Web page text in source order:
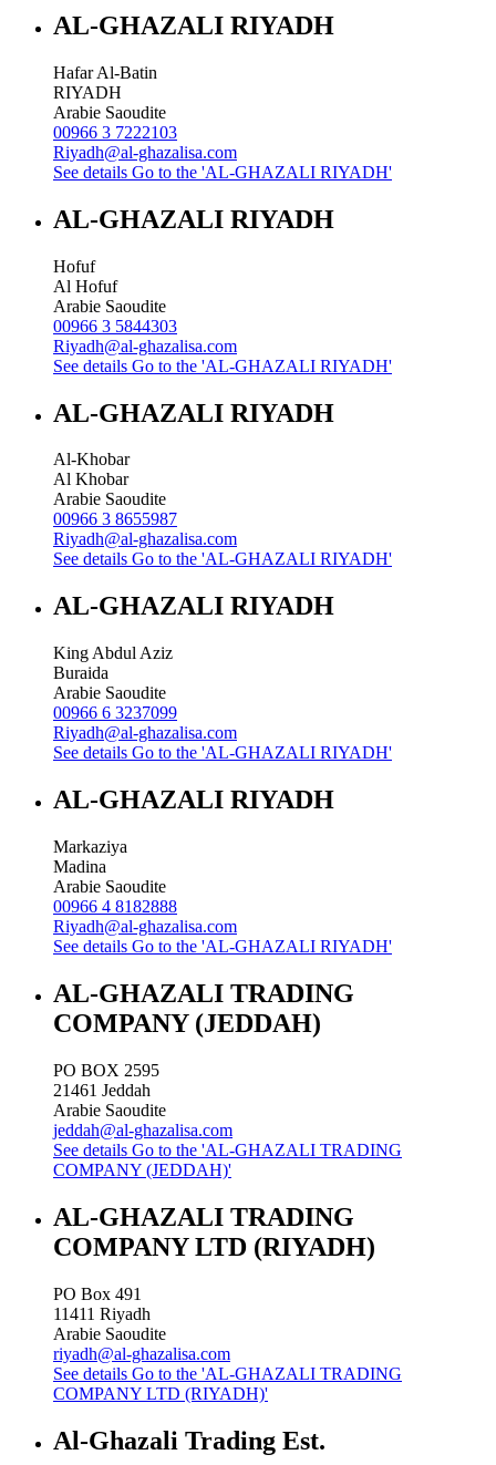
AL-GHAZALI RIYADH
Hafar Al-Batin
RIYADH
Arabie Saoudite
00966 3 7222103
Riyadh@al-ghazalisa.com
See details Go to the 'AL-GHAZALI RIYADH'
AL-GHAZALI RIYADH
Hofuf
Al Hofuf
Arabie Saoudite
00966 3 5844303
Riyadh@al-ghazalisa.com
See details Go to the 'AL-GHAZALI RIYADH'
AL-GHAZALI RIYADH
Al-Khobar
Al Khobar
Arabie Saoudite
00966 3 8655987
Riyadh@al-ghazalisa.com
See details Go to the 'AL-GHAZALI RIYADH'
AL-GHAZALI RIYADH
King Abdul Aziz
Buraida
Arabie Saoudite
00966 6 3237099
Riyadh@al-ghazalisa.com
See details Go to the 'AL-GHAZALI RIYADH'
AL-GHAZALI RIYADH
Markaziya
Madina
Arabie Saoudite
00966 4 8182888
Riyadh@al-ghazalisa.com
See details Go to the 'AL-GHAZALI RIYADH'
AL-GHAZALI TRADING
COMPANY (JEDDAH)
PO BOX 2595
21461 Jeddah
Arabie Saoudite
jeddah@al-ghazalisa.com
See details Go to the 'AL-GHAZALI TRADING
COMPANY (JEDDAH)'
AL-GHAZALI TRADING
COMPANY LTD (RIYADH)
PO Box 491
11411 Riyadh
Arabie Saoudite
riyadh@al-ghazalisa.com
See details Go to the 'AL-GHAZALI TRADING
COMPANY LTD (RIYADH)'
Al-Ghazali Trading Est.